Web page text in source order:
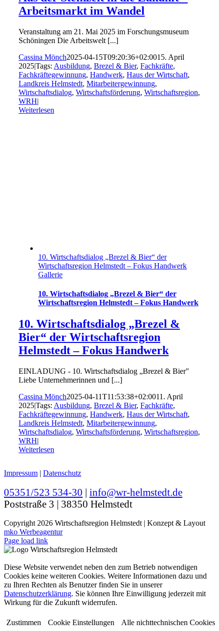
Arbeitsmarkt im Wandel
Veranstaltung am 21. Mai 2025 im Forschungsmuseum
Schöningen Die Arbeitswelt [...]
Cassina Mönch2025-04-15T09:20:36+02:0015. April
2025|Tags: Ausbildung, Brezel & Bier, Fachkräfte,
Fachkräftegewinnung, Handwerk, Haus der Wirtschaft,
Landkreis Helmstedt, Mitarbeitergewinnung,
Wirtschaftsdialog, Wirtschaftsförderung, Wirtschaftsregion,
WRH|
Weiterlesen
10. Wirtschaftsdialog „Brezel & Bier“ der
Wirtschaftsregion Helmstedt – Fokus Handwerk
Gallerie
10. Wirtschaftsdialog „Brezel & Bier“ der
Wirtschaftsregion Helmstedt – Fokus Handwerk
10. Wirtschaftsdialog „Brezel &
Bier“ der Wirtschaftsregion
Helmstedt – Fokus Handwerk
EINLADUNG - 10. Wirtschaftsdialog „Brezel & Bier"
Liebe Unternehmerinnen und [...]
Cassina Mönch2025-04-11T11:53:38+02:0011. April
2025|Tags: Ausbildung, Brezel & Bier, Fachkräfte,
Fachkräftegewinnung, Handwerk, Haus der Wirtschaft,
Landkreis Helmstedt, Mitarbeitergewinnung,
Wirtschaftsdialog, Wirtschaftsförderung, Wirtschaftsregion,
WRH|
Weiterlesen
Impressum | Datenschutz
05351/523 534-30 | info@wr-helmstedt.de
Poststraße 3 | 38350 Helmstedt
Copyright 2026 Wirtschaftsregion Helmstedt | Konzept & Layout
mko Werbeagentur
Page load link
Diese Website verwendet neben den zum Betrieb notwendigen
Cookies keine weiteren Cookies. Weitere Informationen dazu und
zu Ihren Rechten als Benutzer finden Sie in unserer
Datenschutzerklärung. Sie können Ihre Einwilligung jederzeit mit
Wirkung für die Zukunft widerrufen.
Zustimmen Cookie Einstellungen
Alle nichttechnischen Cookies